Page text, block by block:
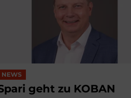
NEWS
geht zu KOBAN